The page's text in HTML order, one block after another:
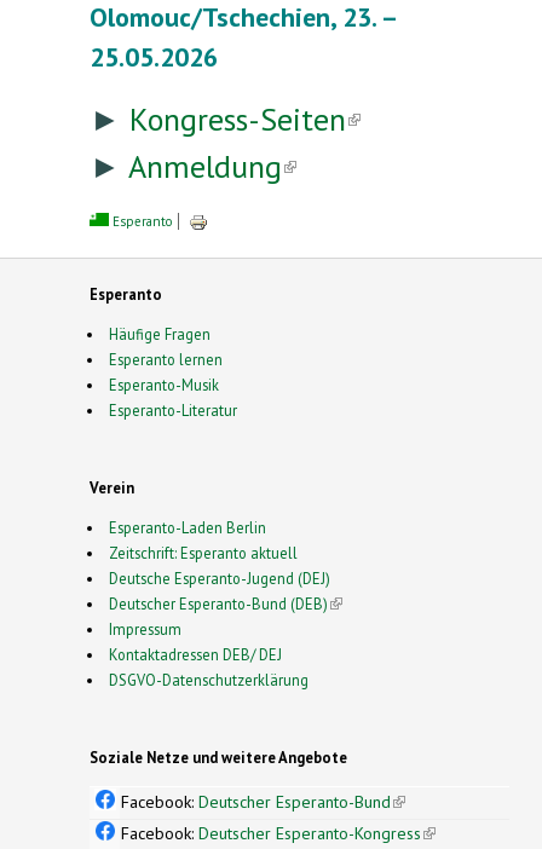
Olomouc/Tschechien, 23. –
25.05.2026
► Kongress-Seiten(link is
► Anmeldung(link is
Esperanto
Esperanto
Häufige Fragen
Esperanto lernen
Esperanto-Musik
Esperanto-Literatur
Verein
Esperanto-Laden Berlin
Zeitschrift: Esperanto aktuell
Deutsche Esperanto-Jugend (DEJ)
Deutscher Esperanto-Bund (DEB)(link is external)
Impressum
Kontaktadressen DEB/ DEJ
DSGVO-Datenschutzerklärung
Soziale Netze und weitere Angebote
Facebook: Deutscher Esperanto-Bund(link is
external)
Facebook: Deutscher Esperanto-Kongress(link is